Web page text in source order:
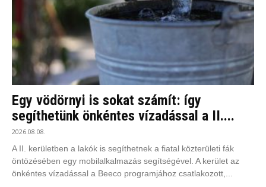
Egy vödörnyi is sokat számít: így
segíthetünk önkéntes vízadással a II....
2026.08.08.
A II. kerületben a lakók is segíthetnek a fiatal közterületi fák
öntözésében egy mobilalkalmazás segítségével. A kerület az
önkéntes vízadással a Beeco programjához csatlakozott,...